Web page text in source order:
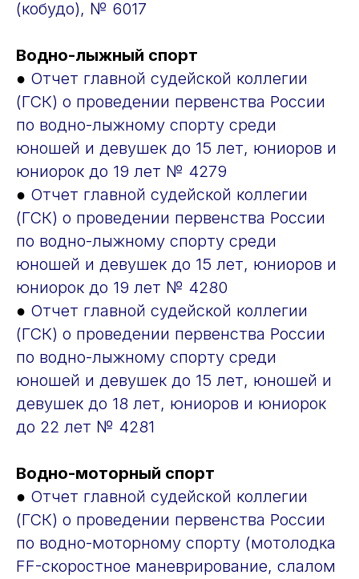
(кобудо), № 6017
Водно-лыжный спорт
● Отчет главной судейской коллегии
(ГСК) о проведении первенства России
по водно-лыжному спорту среди
юношей и девушек до 15 лет, юниоров и
юниорок до 19 лет № 4279
● Отчет главной судейской коллегии
(ГСК) о проведении первенства России
по водно-лыжному спорту среди
юношей и девушек до 15 лет, юниоров и
юниорок до 19 лет № 4280
● Отчет главной судейской коллегии
(ГСК) о проведении первенства России
по водно-лыжному спорту среди
юношей и девушек до 15 лет, юношей и
девушек до 18 лет, юниоров и юниорок
до 22 лет № 4281
Водно-моторный спорт
● Отчет главной судейской коллегии
(ГСК) о проведении первенства России
по водно-моторному спорту (мотолодка
FF-скоростное маневрирование, слалом